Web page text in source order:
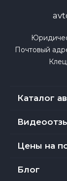
Почтовый
Каталог
Цены на
Блог